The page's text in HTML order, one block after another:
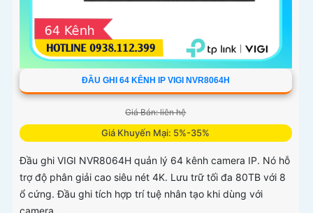
ĐẦU GHI 64 KÊNH IP VIGI NVR8064H
Giá Bán: liên hệ
Giá Khuyến Mại: 5%-35%
Đầu ghi VIGI NVR8064H quản lý 64 kênh camera IP. Nó hỗ
trợ độ phân giải cao siêu nét 4K. Lưu trữ tối đa 80TB với 8
ổ cứng. Đầu ghi tích hợp trí tuệ nhân tạo khi dùng với